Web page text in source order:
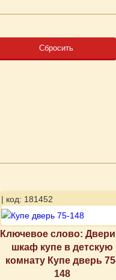
Сбросить
| код: 181452
Ключевое слово:
шкаф купе в детскую
комнату Купе дверь
148